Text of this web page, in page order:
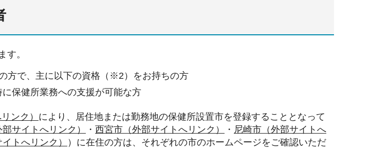
す。
方で、主に以下の資格（※2）をお持ちの方
保健所業務への支援が可能な方
ンク） により、居住地または勤務地の保健所設置市を登録することとなって
サイトへリンク） ・ 西宮市（外部サイトへリンク） ・ 尼崎市（外部サイトへ
トへリンク）
）に在住の方は、それぞれの市のホームページをご確認いただ